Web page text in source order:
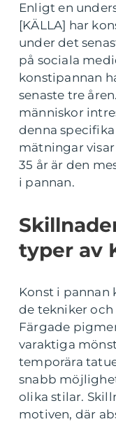
Enligt en
[KÄLLA] har
under det
på sociala
konstipannan
senaste tre
människor
denna
mätningar
35 år är den
i pannan.
typer av
Konst i pannan
de tekniker och
Färgade
varaktiga
temporära
snabb
olika stilar.
motiven, där